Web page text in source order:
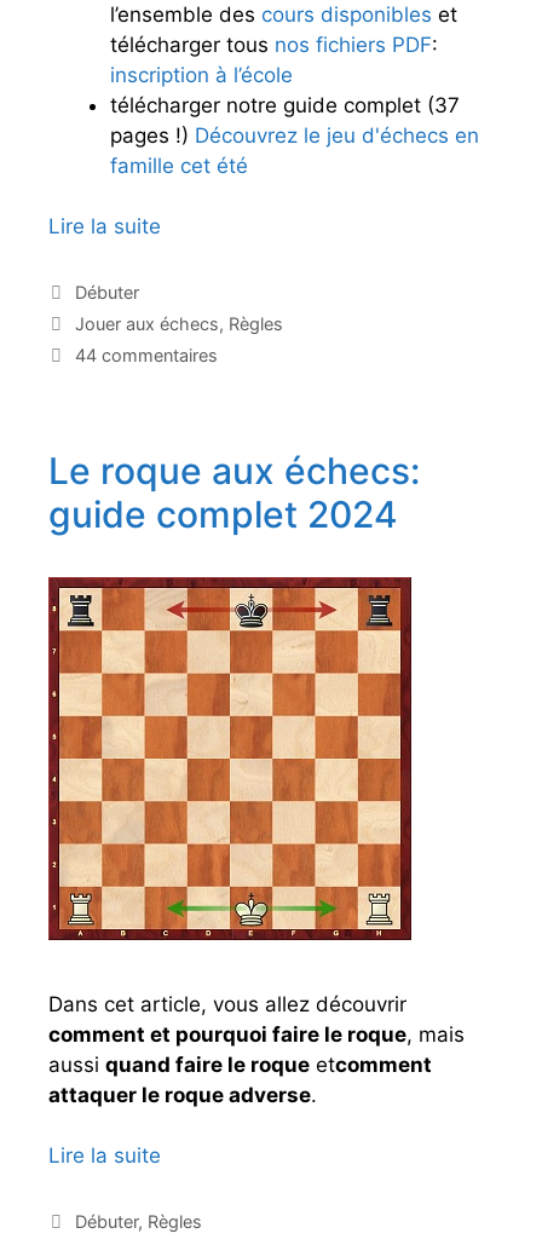
l’ensemble des cours disponibles et
télécharger tous nos fichiers PDF:
inscription à l’école
télécharger notre guide complet (37
pages !) Découvrez le jeu d'échecs en
famille cet été
Lire la suite
r
è
s
u
e
u
’
é
h
e
c
p
o
l
e
s
d
t
C
a
é
i
s
Débuter
É
t
t
e
Jouer aux échecs, Règles
44 commentaires
Le roque aux échecs:
guide complet 2024
Dans cet article, vous allez découvrir
comment et pourquoi faire le roque, mais
aussi quand faire le roque etcomment
attaquer le roque adverse.
Lire la suite
r
C
Débuter, Règles